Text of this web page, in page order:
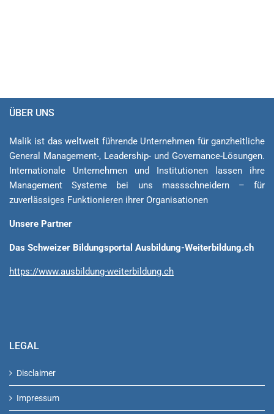
ÜBER UNS
Malik ist das weltweit führende Unternehmen für ganzheitliche
General Ma­na­ge­ment-, Lea­der­ship- und Governance-Lösungen.
Internationale Unternehmen und Institutionen lassen ihre
Management Sys­teme bei uns massschneidern – für
zuverlässiges Funktionieren ihrer Organisationen
Unsere Partner
Das Schweizer Bildungsportal Ausbildung-Weiterbildung.ch
https://www.ausbildung-weiterbildung.ch
LEGAL
Disclaimer
Impressum